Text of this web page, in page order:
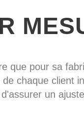
que pour sa
chaque client
un